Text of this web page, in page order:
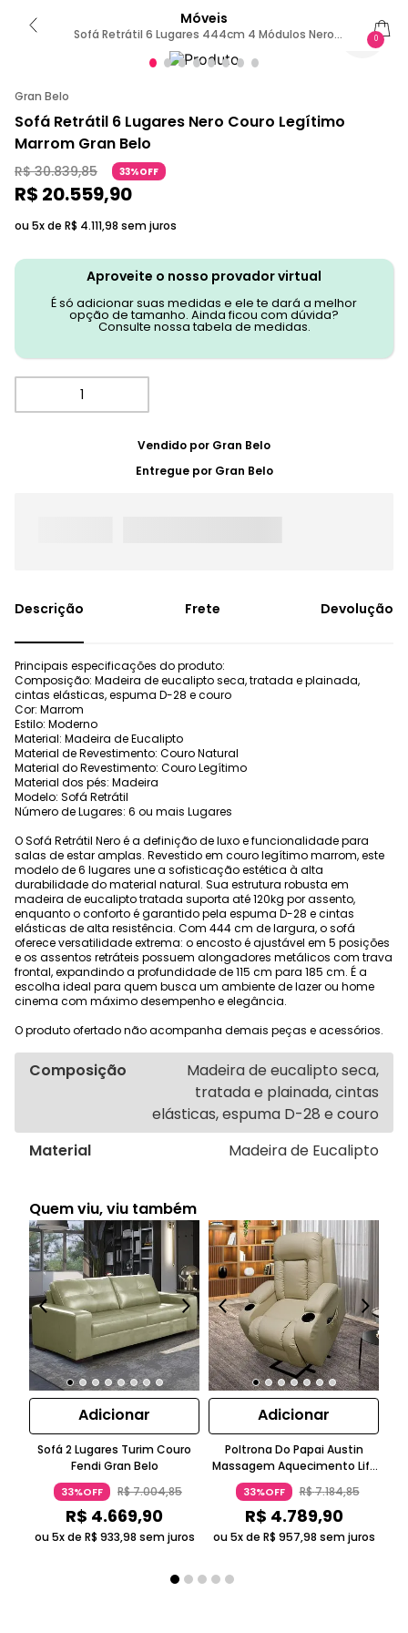
Móveis
Sofá Retrátil 6 Lugares 444cm 4 Módulos Nero
Couro Marrom G52 - Gran Belo
0
Gran Belo
Sofá Retrátil 6 Lugares Nero Couro Legítimo
Marrom Gran Belo
R$ 30.839,85 33%OFF
R$ 20.559,90
ou 5x de R$ 4.111,98 sem juros
Aproveite o nosso provador virtual
É só adicionar suas medidas e ele te dará a melhor
opção de tamanho. Ainda ficou com dúvida?
Consulte nossa tabela de medidas.
Vendido por Gran Belo
Entregue por Gran Belo
Frete Devolução
Principais especificações do produto:
Composição: Madeira de eucalipto seca, tratada e plainada,
cintas elásticas, espuma D-28 e couro
Cor: Marrom
Estilo: Moderno
Material: Madeira de Eucalipto
Material de Revestimento: Couro Natural
Material do Revestimento: Couro Legítimo
Material dos pés: Madeira
Modelo: Sofá Retrátil
Número de Lugares: 6 ou mais Lugares
O Sofá Retrátil Nero é a definição de luxo e funcionalidade para
salas de estar amplas. Revestido em couro legítimo marrom, este
modelo de 6 lugares une a sofisticação estética à alta
durabilidade do material natural. Sua estrutura robusta em
madeira de eucalipto tratada suporta até 120kg por assento,
enquanto o conforto é garantido pela espuma D-28 e cintas
elásticas de alta resistência. Com 444 cm de largura, o sofá
oferece versatilidade extrema: o encosto é ajustável em 5 posições
e os assentos retráteis possuem alongadores metálicos com trava
frontal, expandindo a profundidade de 115 cm para 185 cm. É a
escolha ideal para quem busca um ambiente de lazer ou home
cinema com máximo desempenho e elegância.
O produto ofertado não acompanha demais peças e acessórios.
Composição
Madeira de eucalipto seca,
tratada e plainada, cintas
elásticas, espuma D-28 e couro
Material
Madeira de Eucalipto
Quem viu, viu também
Adicionar
Sofá 2 Lugares Turim Couro
Fendi Gran Belo
33%OFF R$7.004,85
R$ 4.669,90
ou 5x de R$ 933,98 sem juros
Adicionar
Poltrona Do Papai Austin
Massagem Aquecimento Lift
PU Bege Gran Belo
33%OFF R$7.184,85
R$ 4.789,90
ou 5x de R$ 957,98 sem juros